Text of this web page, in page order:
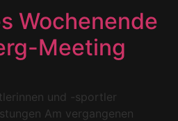
Wochenende
Meeting
und -sportler
Am vergangenen